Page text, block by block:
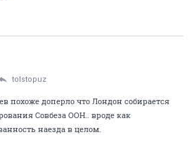
tolstopuz
похоже доперло что Лондон собирается
Совбеза ООН.. вроде как
наезда в целом.